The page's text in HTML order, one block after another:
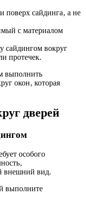
поверх сайдинга‚ а не
с материалом
сайдингом вокруг
протечек.
выполнить
окон‚ которая
дверей
особого
внешний вид.
выполните